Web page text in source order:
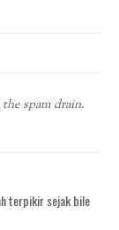
spam drain.
terpikir sejak bile